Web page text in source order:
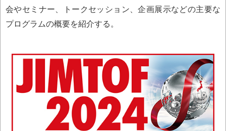
会やセミナー、トークセッション、企画展示などの主要な
プログラムの概要を紹介する。